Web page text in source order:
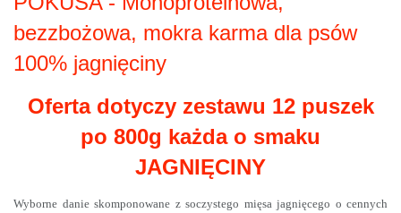
bezzbożowa, mokra karma dla psów
100% jagnięciny
Oferta dotyczy zestawu 12 puszek
po 800g każda o smaku
JAGNIĘCINY
Wyborne danie skomponowane z soczystego mięsa jagnięcego o cennych